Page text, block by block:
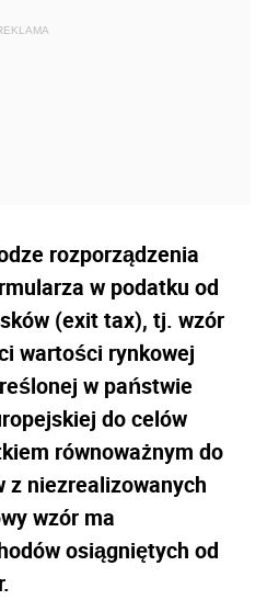
rozporządzenia
w podatku od
(exit tax), tj. wzór
wartości rynkowej
w państwie
do celów
równoważnym do
z niezrealizowanych
wzór ma
osiągniętych od